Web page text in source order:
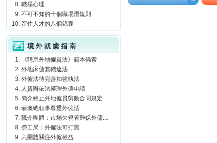
職場心理
不可不知的十個職場潛規則
留住人才的八個錦囊
境外就業指南
《聘用外地僱員法》範本備索
外地家傭兼職違法
外僱法待完善加強執法
人資辦依法審理外僱申請
簡介終止外地僱員勞動合同規定
菲澳總領事尊重外僱法
職介團體：市場欠規管難保外傭....
勞工局：外僱法可打黑
六團體關注外僱權益